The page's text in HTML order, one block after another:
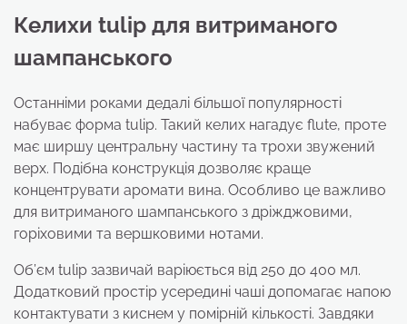
Келихи tulip для витриманого
шампанського
Останніми роками дедалі більшої популярності
набуває форма tulip. Такий келих нагадує flute, проте
має ширшу центральну частину та трохи звужений
верх. Подібна конструкція дозволяє краще
концентрувати аромати вина. Особливо це важливо
для витриманого шампанського з дріжджовими,
горіховими та вершковими нотами.
Об’єм tulip зазвичай варіюється від 250 до 400 мл.
Додатковий простір усередині чаші допомагає напою
контактувати з киснем у помірній кількості. Завдяки